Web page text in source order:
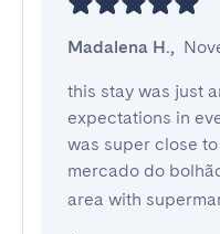
Madalena H.,
this stay was just
expectations in
was super close
mercado do
area with